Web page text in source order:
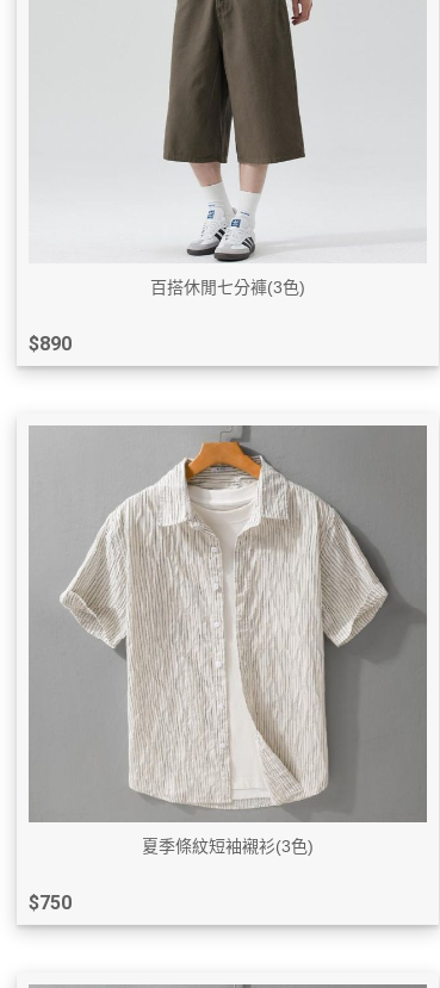
百搭休閒七分褲(3色)
$890
夏季條紋短袖襯衫(3色)
$750